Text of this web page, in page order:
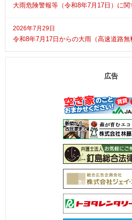
大雨危険警報等（令和8年7月17日）に関
2026年7月29日
令和8年7月17日からの大雨（高速道路無
広告